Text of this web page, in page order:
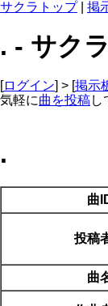
サクラトップ| 掲
. - サク
[ログイン] > [掲示
気軽に曲を投稿し
.
曲
投稿
曲